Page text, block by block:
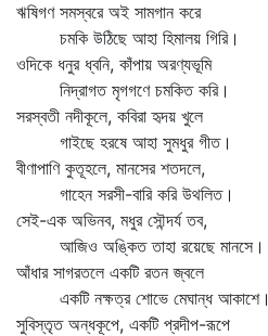
ঋষিগণ সমস্বরে অই সামগান করে
চমকি উঠিছে আহা হিমালয় গিরি।
ওদিকে ধনুর ধ্বনি, কাঁপায় অরণ্যভূমি
নিদ্রাগত মৃগগণে চমকিত করি।
সরস্বতী নদীকূলে, কবিরা হৃদয় খুলে
গাইছে হরষে আহা সুমধুর গীত।
বীণাপাণি কুতূহলে, মানসের শতদলে,
গাহেন সরসী-বারি করি উথলিত।
সেই-এক অভিনব, মধুর সৌন্দর্য তব,
আজিও অঙ্কিত তাহা রয়েছে মানসে।
আঁধার সাগরতলে একটি রতন জ্বলে
একটি নক্ষত্র শোভে মেঘান্ধ আকাশে।
সুবিস্তৃত অন্ধকূপে, একটি প্রদীপ-রূপে